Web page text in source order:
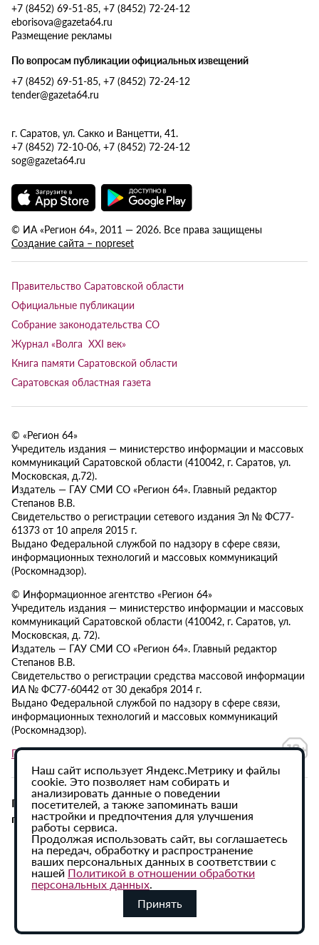
+7 (8452) 69-51-85, +7 (8452) 72-24-12
eborisova@gazeta64.ru
Размещение рекламы
По вопросам публикации официальных извещений
+7 (8452) 69-51-85, +7 (8452) 72-24-12
tender@gazeta64.ru
г. Саратов, ул. Сакко и Ванцетти, 41.
+7 (8452) 72-10-06, +7 (8452) 72-24-12
sog@gazeta64.ru
© ИА «Регион 64», 2011 — 2026. Все права защищены
Создание сайта – nopreset
Правительство Саратовской области
Официальные публикации
Собрание законодательства СО
Журнал «Волга XXI век»
Книга памяти Саратовской области
Саратовская областная газета
© «Регион 64»
Учредитель издания — министерство информации и массовых
коммуникаций Саратовской области (410042, г. Саратов, ул.
Московская, д.72).
Издатель — ГАУ СМИ СО «Регион 64». Главный редактор
Степанов В.В.
Свидетельство о регистрации сетевого издания Эл № ФС77-
61373 от 10 апреля 2015 г.
Выдано Федеральной службой по надзору в сфере связи,
информационных технологий и массовых коммуникаций
(Роскомнадзор).
© Информационное агентство «Регион 64»
Учредитель издания — министерство информации и массовых
коммуникаций Саратовской области (410042, г. Саратов, ул.
Московская, д. 72).
Издатель — ГАУ СМИ СО «Регион 64». Главный редактор
Степанов В.В.
Свидетельство о регистрации средства массовой информации
ИА № ФС77-60442 от 30 декабря 2014 г.
Выдано Федеральной службой по надзору в сфере связи,
информационных технологий и массовых коммуникаций
(Роскомнадзор).
Политика в отношении обработки персональных данных
При использовании материалов сайта активная
гиперссылка на ИА «Регион 64» обязательна.
Наш сайт использует Яндекс.Метрику и файлы
cookie. Это позволяет нам собирать и
анализировать данные о поведении
посетителей, а также запоминать ваши
настройки и предпочтения для улучшения
работы сервиса.
Продолжая использовать сайт, вы соглашаетесь
на передач, обработку и распространение
ваших персональных данных в соответствии с
нашей Политикой в отношении обработки
персональных данных.
Принять